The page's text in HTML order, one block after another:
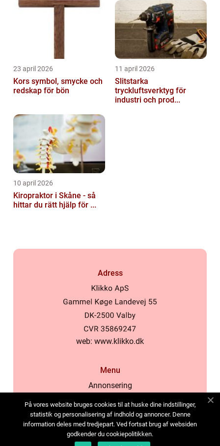
23 april 2026
Kors symbol, smycke och
redskap för bön
11 april 2026
Slitstarka
tryckluftsverktyg för
industri och prod...
10 april 2026
Kiropraktor i Skåne - så
hittar du rätt hjälp för ...
Adress
web: www.klikko.dk
Menu
Annonsering
Cookies
Kontakta oss
Sitemap
På vores website bruges cookies til at huske dine indstillinger,
statistik og personalisering af indhold og annoncer. Denne
information deles med tredjepart. Ved fortsat brug af websiden
godkender du cookiepolitikken.